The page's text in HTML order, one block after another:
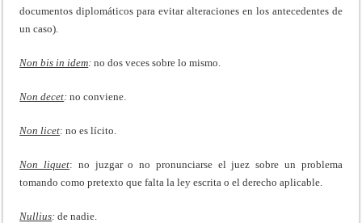
documentos diplomáticos para evitar alteraciones en los antecedentes de
un caso).
Non bis in idem:no dos veces sobre lo mismo.
Non decet:no conviene.
Non licet: no es lícito.
Non liquet: no juzgar o no pronunciarse el juez sobre un problema
tomando como pretexto que falta la ley escrita o el derecho aplicable.
Nullius:de nadie.